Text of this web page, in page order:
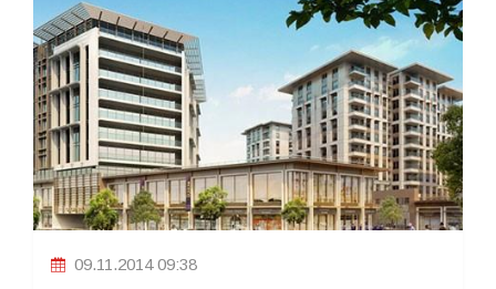
09.11.2014 09:38